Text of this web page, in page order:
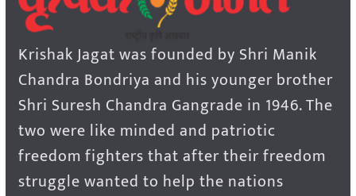
Krishak Jagat was founded by Shri Manik
Chandra Bondriya and his younger brother
Shri Suresh Chandra Gangrade in 1946. The
two were like minded and patriotic
freedom fighters that after their freedom
struggle wanted to help the nations